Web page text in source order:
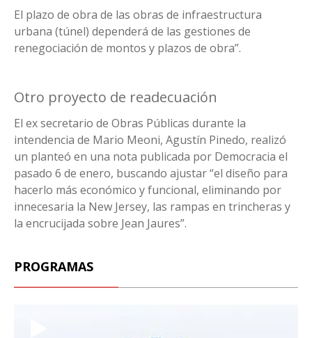
El plazo de obra de las obras de infraestructura
urbana (túnel) dependerá de las gestiones de
renegociación de montos y plazos de obra”.
Otro proyecto de readecuación
El ex secretario de Obras Públicas durante la
intendencia de Mario Meoni, Agustín Pinedo, realizó
un planteó en una nota publicada por Democracia el
pasado 6 de enero, buscando ajustar “el diseño para
hacerlo más económico y funcional, eliminando por
innecesaria la New Jersey, las rampas en trincheras y
la encrucijada sobre Jean Jaures”.
PROGRAMAS